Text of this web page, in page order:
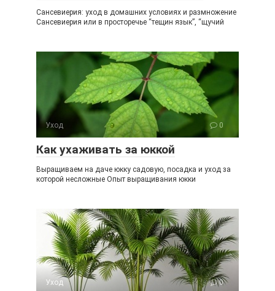
Сансевиерия: уход в домашних условиях и размножение
Сансевиерия или в просторечье “тещин язык”, “щучий
Уход 0
Как ухаживать за юккой
Выращиваем на даче юкку садовую, посадка и уход за
которой несложные Опыт выращивания юкки
Уход 0